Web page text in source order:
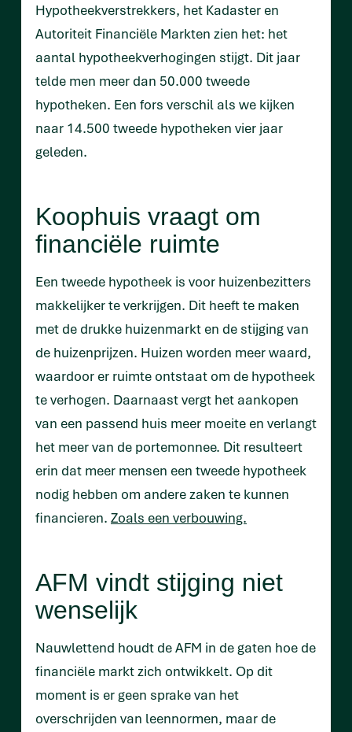
Hypotheekverstrekkers, het Kadaster en
Autoriteit Financiële Markten zien het: het
aantal hypotheekverhogingen stijgt. Dit jaar
telde men meer dan 50.000 tweede
hypotheken. Een fors verschil als we kijken
naar 14.500 tweede hypotheken vier jaar
geleden.
Koophuis vraagt om
financiële ruimte
Een tweede hypotheek is voor huizenbezitters
makkelijker te verkrijgen. Dit heeft te maken
met de drukke huizenmarkt en de stijging van
de huizenprijzen. Huizen worden meer waard,
waardoor er ruimte ontstaat om de hypotheek
te verhogen. Daarnaast vergt het aankopen
van een passend huis meer moeite en verlangt
het meer van de portemonnee. Dit resulteert
erin dat meer mensen een tweede hypotheek
nodig hebben om andere zaken te kunnen
financieren. Zoals een verbouwing.
AFM vindt stijging niet
wenselijk
Nauwlettend houdt de AFM in de gaten hoe de
financiële markt zich ontwikkelt. Op dit
moment is er geen sprake van het
overschrijden van leennormen, maar de